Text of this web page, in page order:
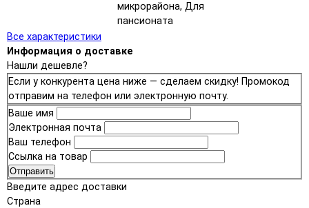
микрорайона, Для
пансионата
Все характеристики
Информация о доставке
Нашли дешевле?
Если у конкурента цена ниже — сделаем скидку! Промокод
отправим на телефон или электронную почту.
Ваше имя
Электронная почта
Ваш телефон
Ссылка на товар
Отправить
Введите адрес доставки
Страна